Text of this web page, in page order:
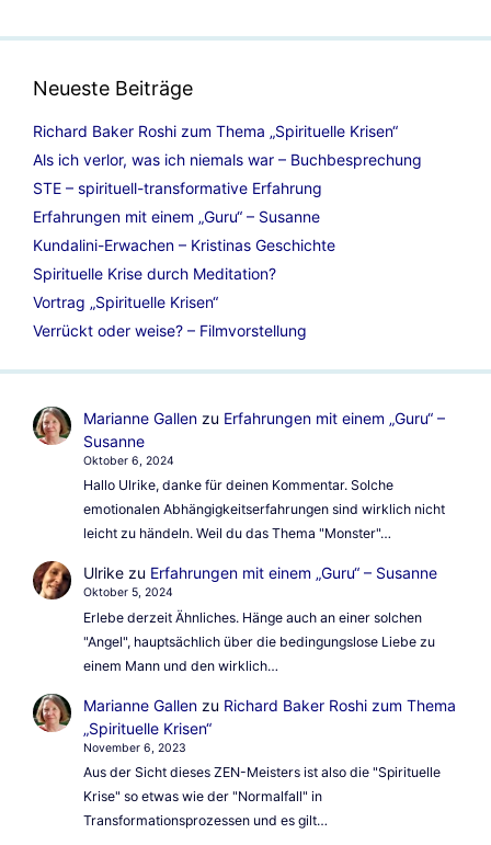
Neueste Beiträge
Richard Baker Roshi zum Thema „Spirituelle Krisen“
Als ich verlor, was ich niemals war – Buchbesprechung
STE – spirituell-transformative Erfahrung
Erfahrungen mit einem „Guru“ – Susanne
Kundalini-Erwachen – Kristinas Geschichte
Spirituelle Krise durch Meditation?
Vortrag „Spirituelle Krisen“
Verrückt oder weise? – Filmvorstellung
Marianne Gallenzu Erfahrungen mit einem „Guru“ –
Susanne
Oktober 6, 2024
Hallo Ulrike, danke für deinen Kommentar. Solche
emotionalen Abhängigkeitserfahrungen sind wirklich nicht
leicht zu händeln. Weil du das Thema "Monster"…
Ulrikezu Erfahrungen mit einem „Guru“ – Susanne
Oktober 5, 2024
Erlebe derzeit Ähnliches. Hänge auch an einer solchen
"Angel", hauptsächlich über die bedingungslose Liebe zu
einem Mann und den wirklich…
Marianne Gallenzu Richard Baker Roshi zum Thema
„Spirituelle Krisen“
November 6, 2023
Aus der Sicht dieses ZEN-Meisters ist also die "Spirituelle
Krise" so etwas wie der "Normalfall" in
Transformationsprozessen und es gilt…